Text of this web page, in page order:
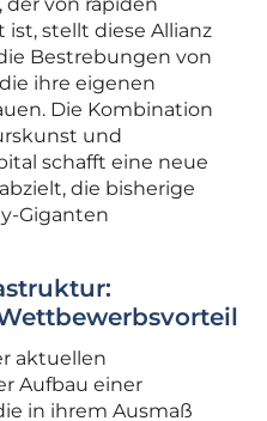
von rapiden
stellt diese Allianz
Bestrebungen von
ihre eigenen
Die Kombination
und
schafft eine neue
die bisherige
Giganten
aktuellen
Aufbau einer
in ihrem Ausmaß